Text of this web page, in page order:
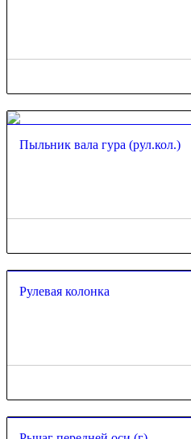
Пыльник вала гура (рул.кол.)
Рулевая колонка